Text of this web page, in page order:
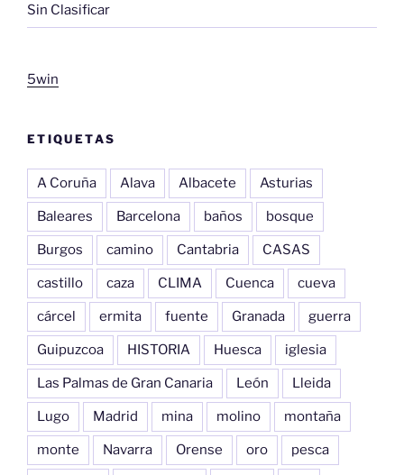
Sin Clasificar
5win
ETIQUETAS
A Coruña Alava Albacete Asturias
Baleares Barcelona baños bosque
Burgos camino Cantabria CASAS
castillo caza CLIMA Cuenca cueva
cárcel ermita fuente Granada guerra
Guipuzcoa HISTORIA Huesca iglesia
Las Palmas de Gran Canaria León Lleida
Lugo Madrid mina molino montaña
monte Navarra Orense oro pesca